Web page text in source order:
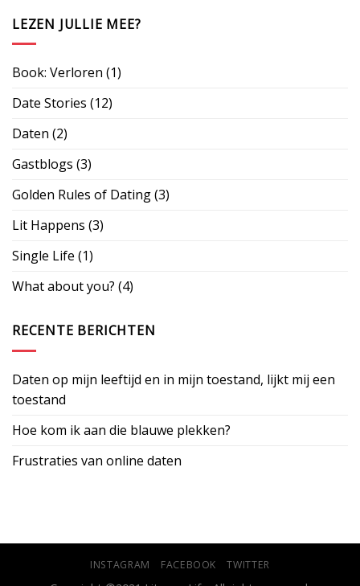
LEZEN JULLIE MEE?
Book: Verloren (1)
Date Stories (12)
Daten (2)
Gastblogs (3)
Golden Rules of Dating(3)
Lit Happens (3)
Single Life (1)
What about you? (4)
RECENTE BERICHTEN
Daten op mijn leeftijd en in mijn toestand, lijkt mij een
toestand
Hoe kom ik aan die blauwe plekken?
Frustraties van online daten
INSTAGRAM FACEBOOK TWITTER